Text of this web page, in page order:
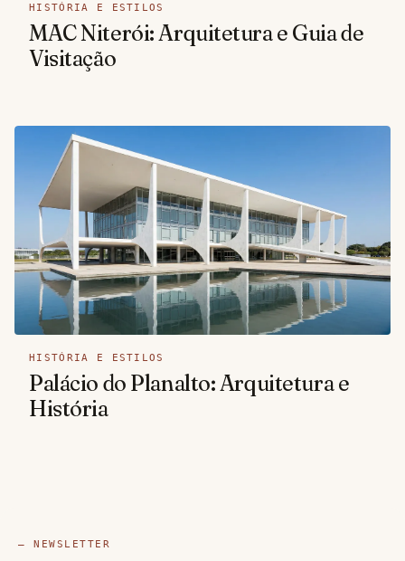
HISTÓRIA E ESTILOS
MAC Niterói: Arquitetura e Guia de
Visitação
HISTÓRIA E ESTILOS
Palácio do Planalto: Arquitetura e
História
— NEWSLETTER